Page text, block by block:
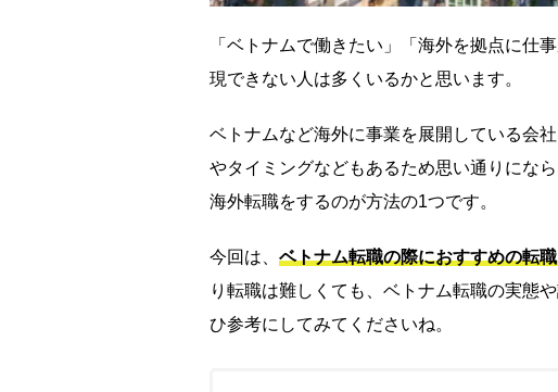
「ベトナムで働きたい」「海外を拠点に仕
現できない人は多くいるかと思います。
ベトナムなど海外に事業を展開している会
やタイミングなどもあるため思い通りにな
海外転職をするのが方法の1つです。
今回は、 ベトナム転職の際におすすめの転
り転職は難しくても、ベトナム転職の実態
ひ参考にしてみてくださいね。